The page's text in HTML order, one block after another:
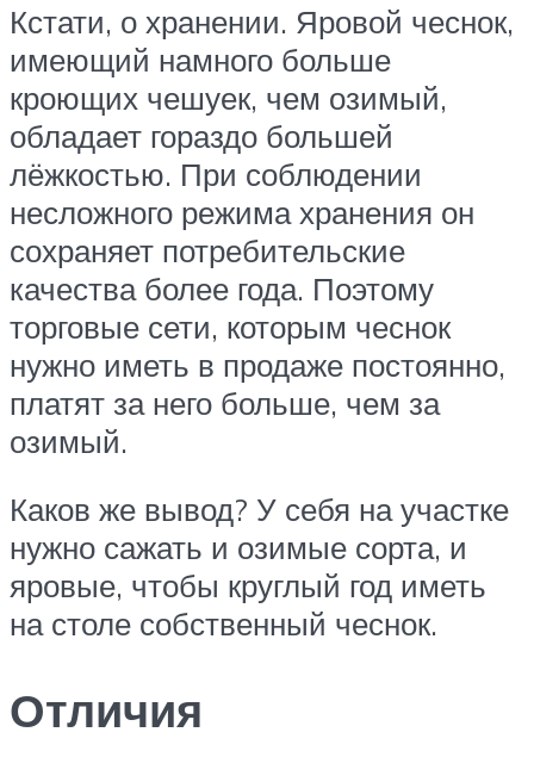
Кстати, о хранении. Яровой чеснок,
имеющий намного больше
кроющих чешуек, чем озимый,
обладает гораздо большей
лёжкостью. При соблюдении
несложного режима хранения он
сохраняет потребительские
качества более года. Поэтому
торговые сети, которым чеснок
нужно иметь в продаже постоянно,
платят за него больше, чем за
озимый.
Каков же вывод? У себя на участке
нужно сажать и озимые сорта, и
яровые, чтобы круглый год иметь
на столе собственный чеснок.
Отличия